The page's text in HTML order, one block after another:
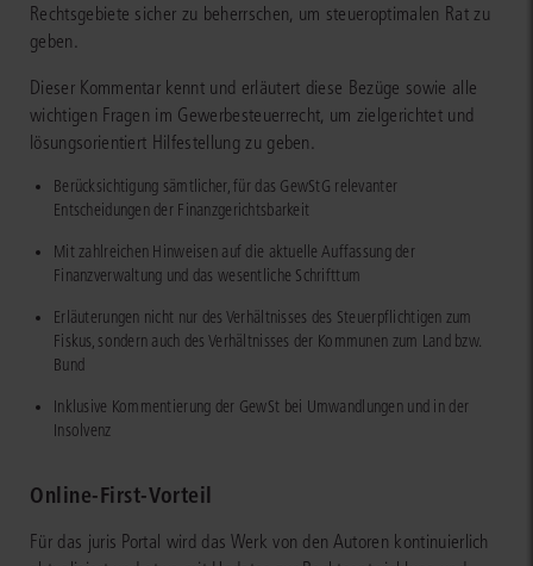
Rechtsgebiete sicher zu beherrschen, um steueroptimalen Rat zu
geben.
Dieser Kommentar kennt und erläutert diese Bezüge sowie alle
wichtigen Fragen im Gewerbesteuerrecht, um zielgerichtet und
lösungsorientiert Hilfestellung zu geben.
Berücksichtigung sämtlicher, für das GewStG relevanter
Entscheidungen der Finanzgerichtsbarkeit
Mit zahlreichen Hinweisen auf die aktuelle Auffassung der
Finanzverwaltung und das wesentliche Schrifttum
Erläuterungen nicht nur des Verhältnisses des Steuerpflichtigen zum
Fiskus, sondern auch des Verhältnisses der Kommunen zum Land bzw.
Bund
Inklusive Kommentierung der GewSt bei Umwandlungen und in der
Insolvenz
Online-First-Vorteil
Für das juris Portal wird das Werk von den Autoren kontinuierlich